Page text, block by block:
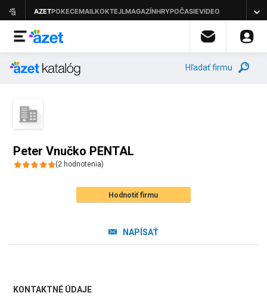
Hľadať firmu
Peter Vnučko PENTAL
(2 hodnotenia)
Hodnotiť firmu
NAPÍSAŤ
KONTAKTNÉ ÚDAJE